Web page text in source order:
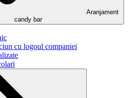
Aranjament
candy bar
cu logoul companiei